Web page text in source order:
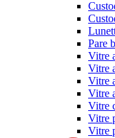
Pare
Vitre
Vitre
Vitre
Vitre
Vitre
Vitre
Vitre